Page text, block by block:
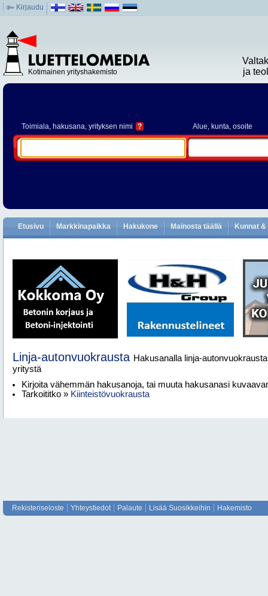
Kirjaudu
Kotimainen yrityshakemisto
ja
Toimiala, hakusana, yrityksen nimi ? Alue, kunta, osoite
Etusivu Markkinapaikka Hakukone Mainosta täällä Kunnat
Linja-autonvuokrausta Hakusanalla linja-
yritystä
Kirjoita vähemmän hakusanoja, tai muuta hakusanasi
Tarkoititko » Kiinteistövuokrausta
Rekisteriseloste Yhteystiedot Palaute Lisää Suosikkeihin Hakemisto